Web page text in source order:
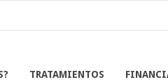
TRATAMIENTOS